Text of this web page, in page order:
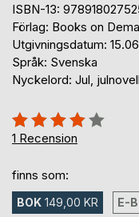
ISBN-13:
Förlag: Books on
Utgivningsdatum:
Språk: Svenska
Nyckelord: Jul,
Betyg::
80%
1 Recension
finns som:
BOK 149,00 KR E-